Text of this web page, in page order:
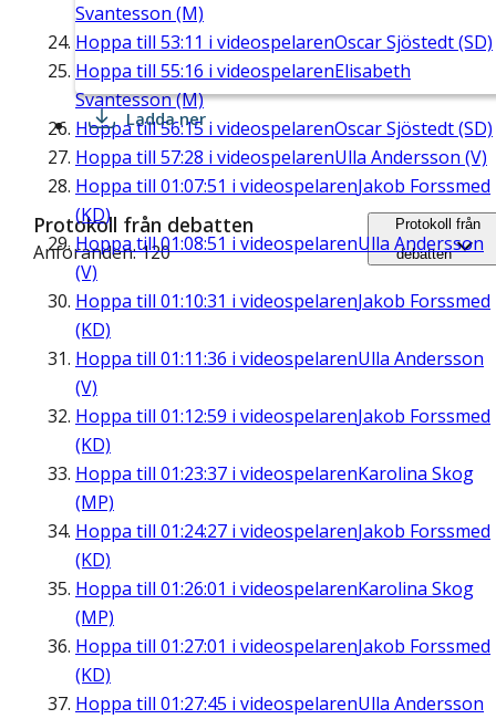
Svantesson (M)
Hoppa till 53:11 i videospelarenOscar Sjöstedt (SD)
Hoppa till 55:16 i videospelarenElisabeth
Svantesson (M)
Hoppa till56:15 i videospelarenOscar Sjöstedt (SD)
Hoppa till 57:28 i videospelarenUlla Andersson (V)
Hoppa till 01:07:51 i videospelarenJakob Forssmed
(KD)
Hoppa till01:08:51 i videospelarenUlla Andersson
(V)
Hoppa till 01:10:31 i videospelarenJakob Forssmed
(KD)
Hoppa till 01:11:36 i videospelarenUlla Andersson
(V)
Hoppa till 01:12:59 i videospelarenJakob Forssmed
(KD)
Hoppa till 01:23:37 i videospelarenKarolina Skog
(MP)
Hoppa till 01:24:27 i videospelarenJakob Forssmed
(KD)
Hoppa till 01:26:01 i videospelarenKarolina Skog
(MP)
Hoppa till 01:27:01 i videospelarenJakob Forssmed
(KD)
Hoppa till 01:27:45 i videospelarenUlla Andersson
Ladda ner
Protokoll från debatten
Anföranden: 120
Protokoll från
debatten